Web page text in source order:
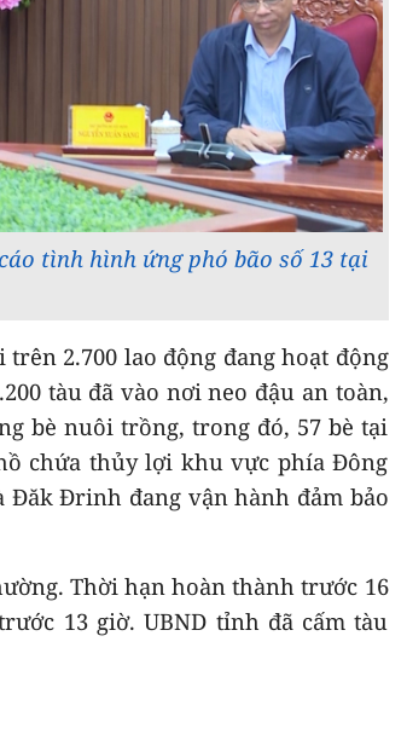
tình hình ứng phó bão số 13 tại
2.700 lao động đang hoạt động
tàu đã vào nơi neo đậu an toàn,
bè nuôi trồng, trong đó, 57 bè tại
chứa thủy lợi khu vực phía Đông
Đăk Đrinh đang vận hành đảm bảo
Thời hạn hoàn thành trước 16
13 giờ. UBND tỉnh đã cấm tàu